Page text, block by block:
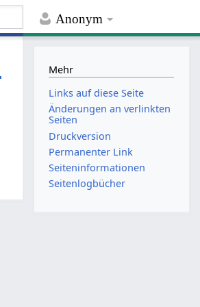
Anonym
Mehr
Links auf diese Seite
Änderungen an verlinkten
Seiten
Druckversion
Permanenter Link
Seiten­­informationen
Seitenlogbücher